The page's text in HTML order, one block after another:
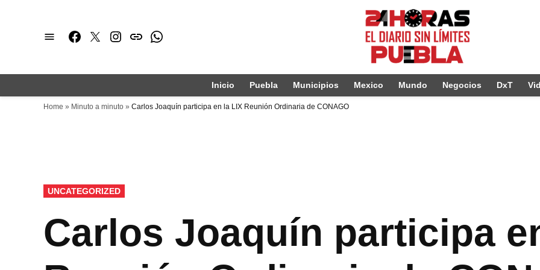
Facebook
TwitterInstagram
issuuWhatsapp
Inicio Puebla Municipios Mexico Mundo Negocios DxT
Home » Minuto a minuto » Carlos Joaquín participa en la LIX Reunión Ordinaria de CONAGO
PUBLICADO
EN
UNCATEGORIZED
Carlos Joaquín participa